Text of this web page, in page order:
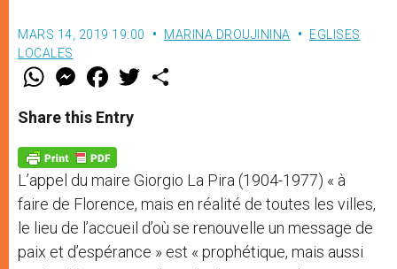
MARS 14, 2019 19:00 MARINA DROUJININA
EGLISES
LOCALES
W
t
s
p
p
M
e
s
e
g
e
r
F
a
e
b
o
k
w
Share this Entry
L’appel du maire Giorgio La Pira (1904-1977) « à
faire de Florence, mais en réalité de toutes les villes,
le lieu de l’accueil d’où se renouvelle un message de
paix et d’espérance » est « prophétique, mais aussi